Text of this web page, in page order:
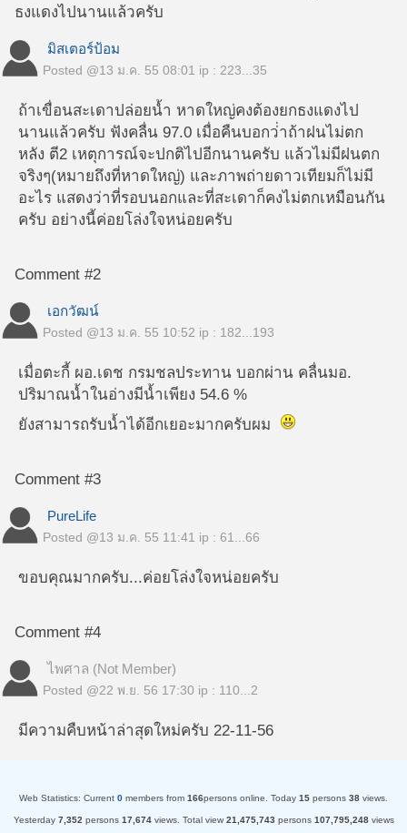
ธงแดงไปนานแล้วครับ
มิสเตอร์ป้อม
Posted @13 ม.ค. 55 08:01 ip : 223...35
ถ้าเขื่อนสะเดาปล่อยน้ำ หาดใหญ่คงต้องยกธงแดงไป
นานแล้วครับ ฟังคลื่น 97.0 เมื่อคืนบอกว่่าถ้าฝนไม่ตก
หลัง ตี2 เหตุการณ์จะปกติไปอีกนานครับ แล้วไม่มีฝนตก
จริงๆ(หมายถึงที่หาดใหญ่) และภาพถ่ายดาวเทียมก็ไม่มี
อะไร แสดงว่าที่รอบนอกและที่สะเดาก็คงไม่ตกเหมือนกัน
ครับ อย่างนี้ค่อยโล่งใจหน่อยครับ
Comment #2
เอกวัฒน์
Posted @13 ม.ค. 55 10:52 ip : 182...193
เมื่อตะกี้ ผอ.เดช กรมชลประทาน บอกผ่าน คลื่นมอ.
ปริมาณน้ำในอ่างมีน้ำเพียง 54.6 %
ยังสามารถรับน้ำได้อีกเยอะมากครับผม
Comment #3
PureLife
Posted @13 ม.ค. 55 11:41 ip : 61...66
ขอบคุณมากครับ...ค่อยโล่งใจหน่อยครับ
Comment #4
ไพศาล (Not Member)
Posted @22 พ.ย. 56 17:30 ip : 110...2
มีความคืบหน้าล่าสุดใหม่ครับ 22-11-56
Web Statistics: Current 0 members from 166persons online. Today 15 persons 38 views.
Yesterday 7,352 persons 17,674views. Total view 21,475,743 persons 107,795,248views